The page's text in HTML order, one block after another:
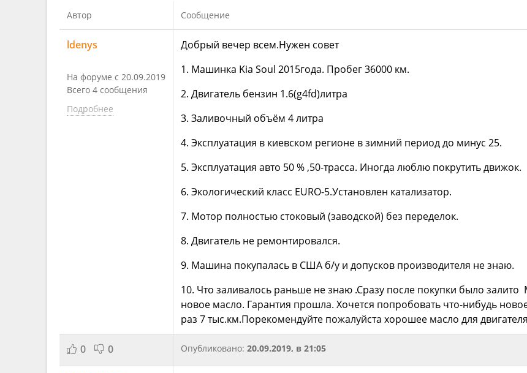
Автор Сообщение
ldenys
На форуме с 20.09.2019
Всего 4 сообщения
Подробнее
Добрый вечер всем.Нужен совет
1. Машинка Kia Soul 2015года. Пробег 36000 км.
2. Двигатель бензин 1.6(g4fd)литра
3. Заливочный объём 4 литра
4. Эксплуатация в киевском регионе в зимний период до минус 25.
5. Эксплуатация авто 50 % ,50-трасса. Иногда люблю покрутить движок.
6. Экологический класс EURO-5.Установлен катализатор.
7. Мотор полностью стоковый (заводской) без переделок.
8. Двигатель не ремонтировался.
9. Машина покупалась в США б/у и допусков производителя не знаю.
10. Что заливалось раньше не знаю .Сразу после покупки было залито
новое масло. Гарантия прошла. Хочется попробовать что-нибудь
раз 7 тыс.км.Порекомендуйте пожалуйста хорошее масло для
0 0 Опубликовано: 20.09.2019, в 21:05